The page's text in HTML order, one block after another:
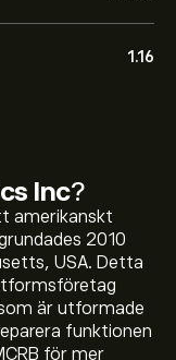
1.16
Inc?
amerikanskt
2010
USA. Detta
är utformade
funktionen
för mer